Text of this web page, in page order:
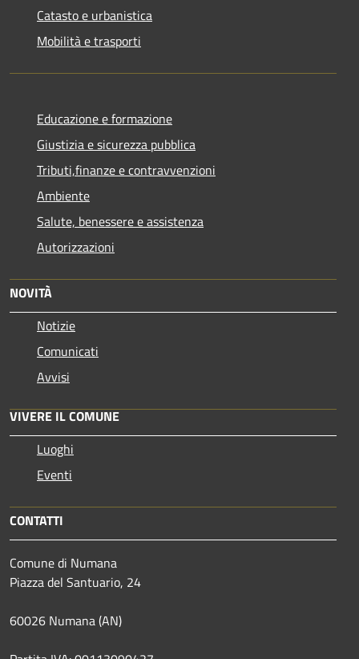
Catasto e urbanistica
Mobilità e trasporti
Educazione e formazione
Giustizia e sicurezza pubblica
Tributi,finanze e contravvenzioni
Ambiente
Salute, benessere e assistenza
Autorizzazioni
NOVITÀ
Notizie
Comunicati
Avvisi
VIVERE IL COMUNE
Luoghi
Eventi
CONTATTI
Comune di Numana
Piazza del Santuario, 24
60026 Numana (AN)